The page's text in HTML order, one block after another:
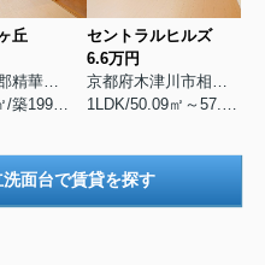
丘
京都府相楽郡精華町桜が丘
1LDK/37.5㎡/築1994年5月
セントラルヒルズ
6.6万円
京都府木津川市相楽神後原
1LDK/50.09㎡～57.64㎡/築2015年3月
面台で賃貸を探す